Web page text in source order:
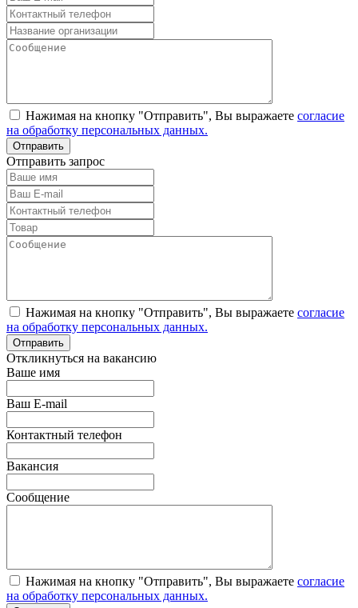
Нажимая на кнопку "Отправить", Вы выражаете согласие
на обработку персональных данных.
Отправить запрос
Нажимая на кнопку "Отправить", Вы выражаете согласие
на обработку персональных данных.
Откликнуться на вакансию
Ваше имя
Ваш E-mail
Контактный телефон
Вакансия
Сообщение
Нажимая на кнопку "Отправить", Вы выражаете согласие
на обработку персональных данных.